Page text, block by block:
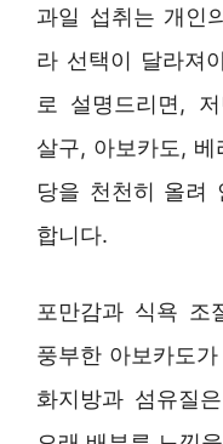
과일 섭취는 개인
라 선택이 달라져
로 설명드리면,
살구, 아보카도,
당을 천천히 올려
합니다.
포만감과 식욕 조
풍부한 아보카도
화지방과 섬유질